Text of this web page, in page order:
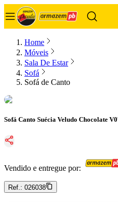
Home
Móveis
Sala De Estar
Sofá
Sofá de Canto
Sofá Canto Suécia Veludo Chocolate
Vendido e entregue por:
Ref.: 026038